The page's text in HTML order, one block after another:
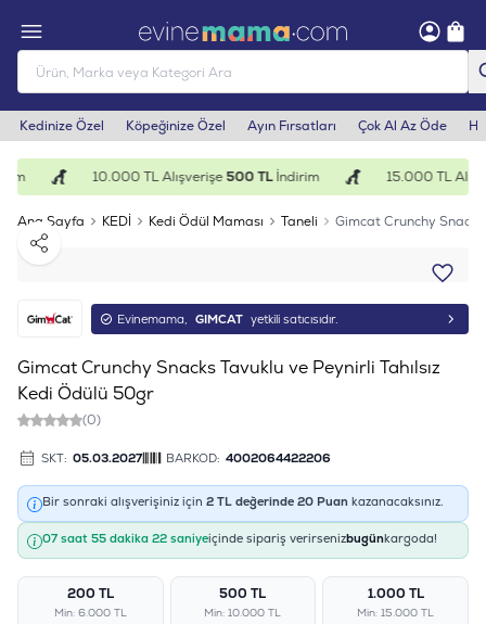
Kedinize Özel Köpeğinize Özel Ayın Fırsatları Çok Al Az Öde
10.000 TL Alışverişe500 TLİndirim 15.000 TL
Ana Sayfa KEDİ Kedi Ödül Maması Taneli
Gimcat Crunchy
Paylaş
Evinemama, GIMCAT yetkili satıcısıdır.
Gimcat Crunchy Snacks Tavuklu ve Peynirli Tahılsız
Kedi Ödülü 50gr
(0)
SKT: 05.03.2027 BARKOD: 4002064422206
Bir sonraki alışverişiniz için 2 TL değerinde 20 Puan kazanacaksınız.
07 saat 55 dakika 22 saniyeiçinde sipariş verirsenizbugünkargoda!
200 TL
Min: 6.000 TL
500 TL
Min: 10.000 TL
1.000 TL
Min: 15.000 TL